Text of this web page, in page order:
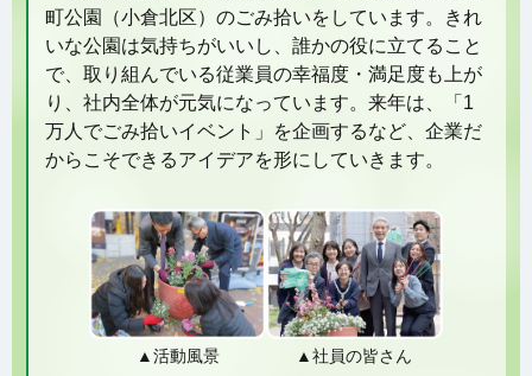
町公園（小倉北区）のごみ拾いをしています。きれ
いな公園は気持ちがいいし、誰かの役に立てること
で、取り組んでいる従業員の幸福度・満足度も上が
り、社内全体が元気になっています。来年は、「1
万人でごみ拾いイベント」を企画するなど、企業だ
からこそできるアイデアを形にしていきます。
▲活動風景 ▲社員の皆さん